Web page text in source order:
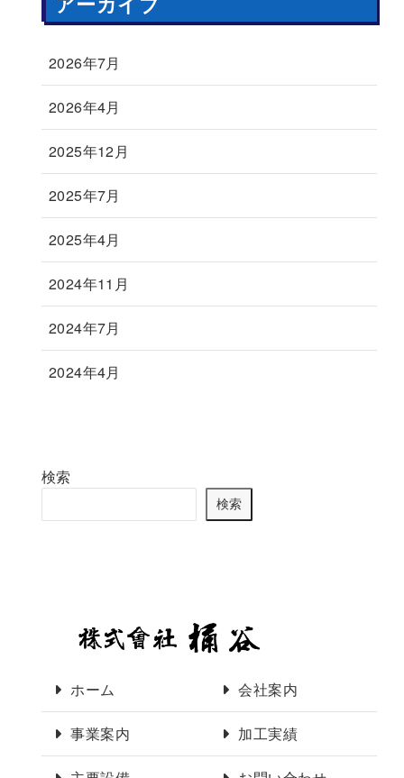
アーカイブ
2026年7月
2026年4月
2025年12月
2025年7月
2025年4月
2024年11月
2024年7月
2024年4月
検索
検索
ホーム 会社案内
事業案内 加工実績